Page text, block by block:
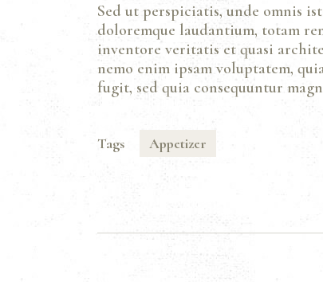
Sed ut perspiciatis, unde omnis
doloremque laudantium, totam
inventore veritatis et quasi
nemo enim ipsam voluptatem,
fugit, sed quia consequuntur
Tags Appetizer